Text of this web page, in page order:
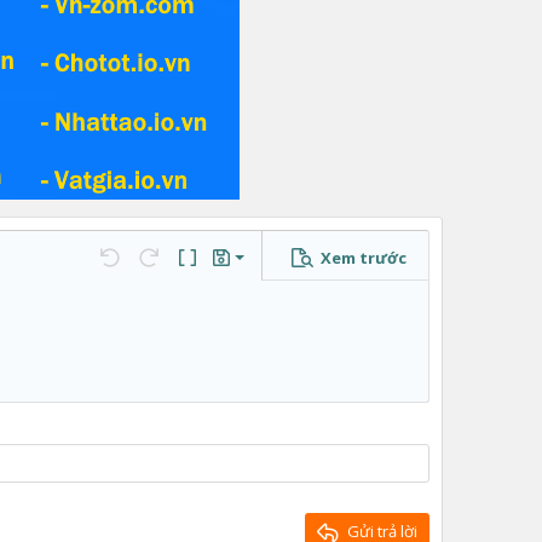
Undo Redo Toggle BB code
Bản thảo
Lưu nháp
Xem trước
Gửi trả lời